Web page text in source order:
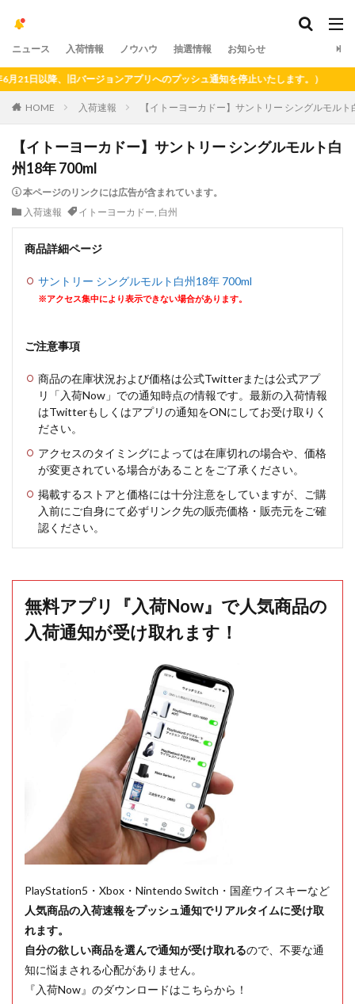
ニュース 入荷情報 ノウハウ 抽選情報 お知らせ
以降、旧バージョンアプリへのプッシュ通知を停止いたします。）
HOME 入荷速報 【イトーヨーカドー】サントリー シングルモル
【イトーヨーカドー】サントリー シングルモルト白
州18年 700ml
本ページのリンクには広告が含まれています。
入荷速報
イトーヨーカドー, 白州
商品詳細ページ
サントリー シングルモルト白州18年 700ml
※アクセス集中により表示できない場合があります。
ご注意事項
商品の在庫状況および価格は公式Twitterまたは公式アプ
リ「入荷Now」での通知時点の情報です。最新の入荷情報
はTwitterもしくはアプリの通知をONにしてお受け取りく
ださい。
アクセスのタイミングによっては在庫切れの場合や、価格
が変更されている場合があることをご了承ください。
掲載するストアと価格には十分注意をしていますが、ご購
入前にご自身にて必ずリンク先の販売価格・販売元をご確
認ください。
無料アプリ『入荷Now』で人気商品の
入荷通知が受け取れます！
PlayStation5・Xbox・Nintendo Switch・国産ウイスキーなど
人気商品の入荷速報をプッシュ通知でリアルタイムに受け取
れます。
自分の欲しい商品を選んで通知が受け取れるので、不要な通
知に悩まされる心配がありません。
『入荷Now』のダウンロードはこちらから！